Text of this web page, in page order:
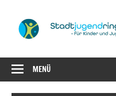
springen
Kinder
und
MENÜ